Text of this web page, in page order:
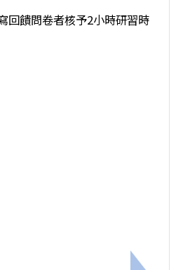
回饋問卷者核予2小時研習時